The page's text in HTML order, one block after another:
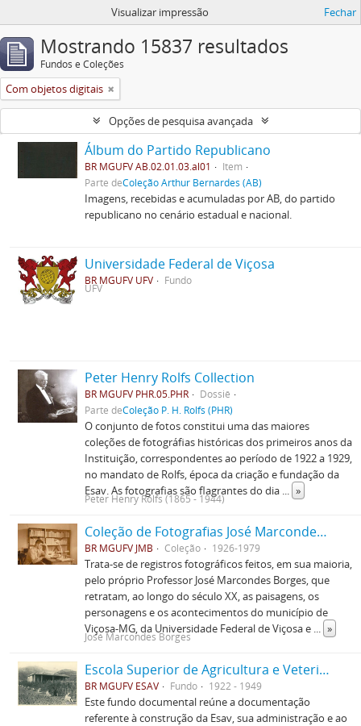
Visualizar impressão Fechar
Mostrando 15837 resultados
Fundos e Coleções
Com objetos digitais
Opções de pesquisa avançada
Álbum do Partido Republicano
BR MGUFV AB.02.01.03.al01
Item
Parte deColeção Arthur Bernardes (AB)
Imagens, recebidas e acumuladas por AB, do partido
republicano no cenário estadual e nacional.
Universidade Federal de Viçosa
BR MGUFV UFV Fundo
UFV
Peter Henry Rolfs Collection
BR MGUFV PHR.05.PHR
Dossiê
Parte deColeção P. H. Rolfs (PHR)
O conjunto de fotos constitui uma das maiores
coleções de fotográfias históricas dos primeiros anos da
Instituição, correspondentes ao período de 1922 a 1929,
no mandato de Rolfs, época da criação e fundação da
Esav. As fotografias são flagrantes do dia ... »
Peter Henry Rolfs (1865 - 1944)
Coleção de Fotografias José Marcondes Borges
BR MGUFV JMB Coleção 1926-1979
Trata-se de registros fotográficos feitos, em sua maioria,
pelo próprio Professor José Marcondes Borges, que
retratam, ao longo do século XX, as paisagens, os
personagens e os acontecimentos do município de
Viçosa-MG, da Universidade Federal de Viçosa e ... »
José Marcondes Borges
Escola Superior de Agricultura e Veterinária (ESAV)
BR MGUFV ESAV Fundo 1922 - 1949
Este fundo documental reúne a documentação
referente à construção da Esav, sua administração e ao